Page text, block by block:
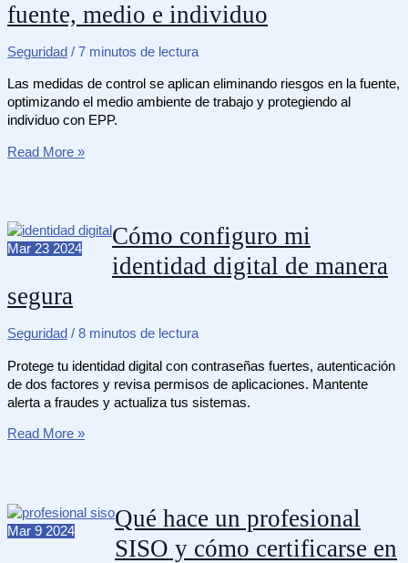
fuente, medio e individuo
Seguridad / 7 minutos de lectura
Las medidas de control se aplican eliminando riesgos en la fuente,
optimizando el medio ambiente de trabajo y protegiendo al
individuo con EPP.
Cómo
medidas
de
control
la
medio
individuo
Read More »
Mar 23 2024
Cómo configuro mi
identidad digital de manera
segura
Seguridad / 8 minutos de lectura
Protege tu identidad digital con contraseñas fuertes, autenticación
de dos factores y revisa permisos de aplicaciones. Mantente
alerta a fraudes y actualiza tus sistemas.
Cómo
digital
de
manera
Read More »
Mar 9 2024
Qué hace un profesional
SISO y cómo certificarse en